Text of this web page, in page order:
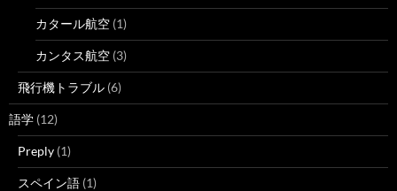
カタール航空 (1)
カンタス航空 (3)
飛行機トラブル (6)
語学 (12)
Preply (1)
スペイン語 (1)